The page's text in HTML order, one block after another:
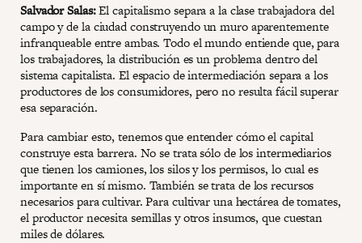
Salvador Salas:El capitalismo separa a la clase trabajadora del
campo y de la ciudad construyendo un muro aparentemente
infranqueable entre ambas. Todo el mundo entiende que, para
los trabajadores, la distribución es un problema dentro del
sistema capitalista. El espacio de intermediación separa a los
productores de los consumidores, pero no resulta fácil superar
esa separación.
Para cambiar esto, tenemos que entender cómo el capital
construye esta barrera. No se trata sólo de los intermediarios
que tienen los camiones, los silos y los permisos, lo cual es
importante en sí mismo. También se trata de los recursos
necesarios para cultivar. Para cultivar una hectárea de tomates,
el productor necesita semillas y otros insumos, que cuestan
miles de dólares.